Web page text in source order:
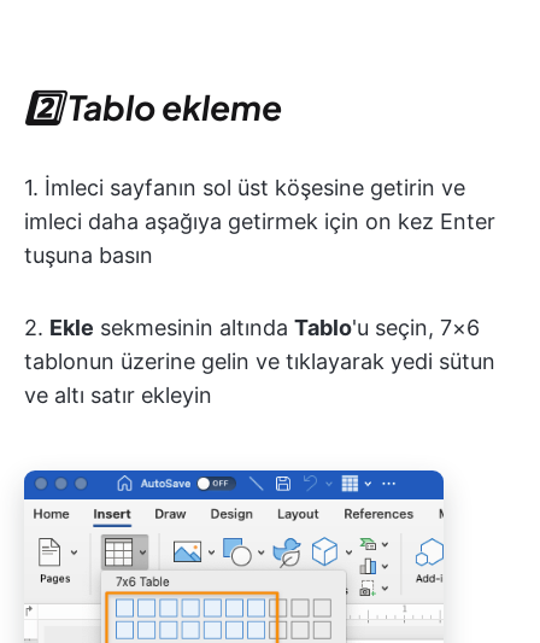
2️⃣ Tablo ekleme
1. İmleci sayfanın sol üst köşesine getirin ve
imleci daha aşağıya getirmek için on kez Enter
tuşuna basın
2. Ekle sekmesinin altında Tablo'u seçin, 7×6
tablonun üzerine gelin ve tıklayarak yedi sütun
ve altı satır ekleyin